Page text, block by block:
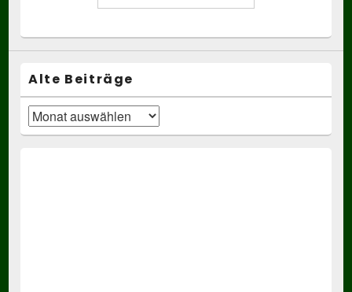
Alte Beiträge
Alte
Beiträge